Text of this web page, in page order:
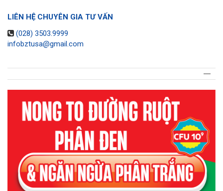
LIÊN HỆ CHUYÊN GIA TƯ VẤN
(028) 3503.9999
infobztusa@gmail.com